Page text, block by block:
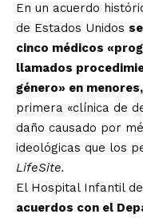
En un acuerdo
de Estados Unidos
cinco médicos
llamados
género» en menores,
primera «clínica de
daño causado por
ideológicas que los
LifeSite.
El Hospital Infantil
acuerdos con el